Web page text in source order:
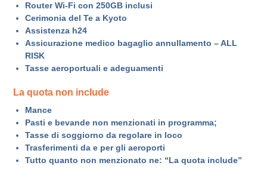
Router Wi-Fi con 250GB inclusi
Cerimonia del Te a Kyoto
Assistenza h24
Assicurazione medico bagaglio annullamento – ALL
RISK
Tasse aeroportuali e adeguamenti
La quota non include
Mance
Pasti e bevande non menzionati in programma;
Tasse di soggiorno da regolare in loco
Trasferimenti da e per gli aeroporti
Tutto quanto non menzionato ne: “La quota include”